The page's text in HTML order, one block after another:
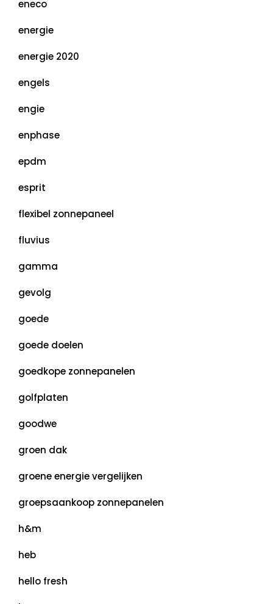
eneco
energie
energie 2020
engels
engie
enphase
epdm
esprit
flexibel zonnepaneel
fluvius
gamma
gevolg
goede
goede doelen
goedkope zonnepanelen
golfplaten
goodwe
groen dak
groene energie vergelijken
groepsaankoop zonnepanelen
h&m
heb
hello fresh